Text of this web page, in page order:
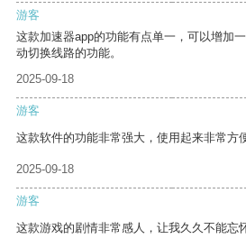
游客
这款加速器app的功能有点单一，可以增加
动切换线路的功能。
2025-09-18
游客
这款软件的功能非常强大，使用起来非常方
2025-09-18
游客
这款游戏的剧情非常感人，让我久久不能忘